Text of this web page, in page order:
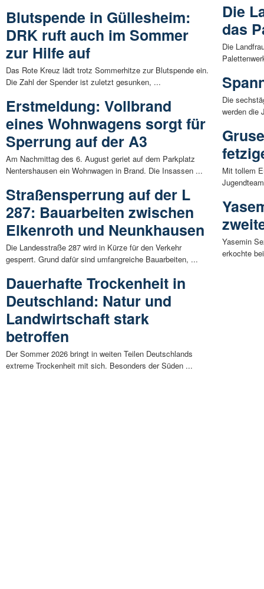
Blutspende in Güllesheim:
DRK ruft auch im Sommer
zur Hilfe auf
Das Rote Kreuz lädt trotz Sommerhitze zur Blutspende ein.
Die Zahl der Spender ist zuletzt gesunken, ...
Erstmeldung: Vollbrand
eines Wohnwagens sorgt für
Sperrung auf der A3
Am Nachmittag des 6. August geriet auf dem Parkplatz
Nentershausen ein Wohnwagen in Brand. Die Insassen ...
Straßensperrung auf der L
287: Bauarbeiten zwischen
Elkenroth und Neunkhausen
Die Landesstraße 287 wird in Kürze für den Verkehr
gesperrt. Grund dafür sind umfangreiche Bauarbeiten, ...
Dauerhafte Trockenheit in
Deutschland: Natur und
Landwirtschaft stark
betroffen
Der Sommer 2026 bringt in weiten Teilen Deutschlands
extreme Trockenheit mit sich. Besonders der Süden ...
Die
das
Die
Die
werden die
Mit tollem
Yasemin
erkochte